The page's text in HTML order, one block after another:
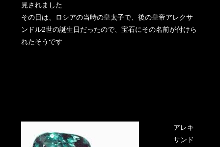
見されました
その日は、ロシアの当時の皇太子で、後の皇帝アレクサ
ンドル2世の誕生日だったので、宝石にその名前が付けら
れたそうです
アレキ
サンド